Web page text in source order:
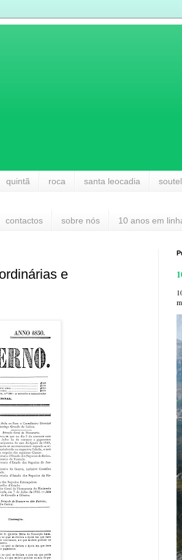
quintã roca santa leocadia
contactos sobre nós 10 anos em
e